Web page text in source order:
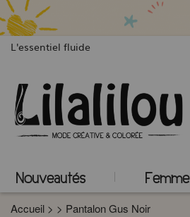
L'essentiel fluide
Nouveautés Femme
Accueil > > Pantalon Gus Noir